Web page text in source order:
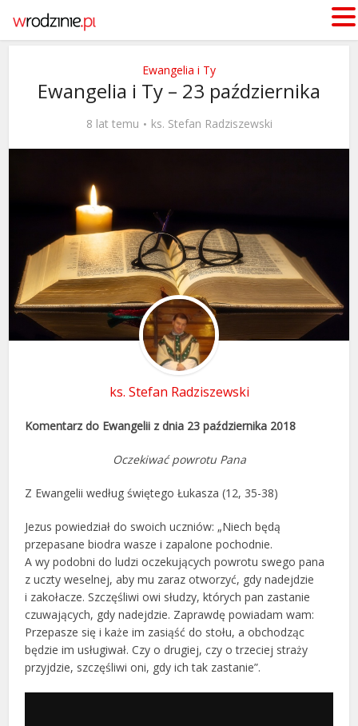
Ewangelia i Ty
Ewangelia i Ty – 23 października
8 lat temu ks. Stefan Radziszewski
ks. Stefan Radziszewski
Komentarz do Ewangelii z dnia 23 października 2018
Oczekiwać powrotu Pana
Z Ewangelii według świętego Łukasza (12, 35-38)
Jezus powiedział do swoich uczniów: „Niech będą
przepasane biodra wasze i zapalone pochodnie.
A wy podobni do ludzi oczekujących powrotu swego pana
z uczty weselnej, aby mu zaraz otworzyć, gdy nadejdzie
i zakołacze. Szczęśliwi owi słudzy, których pan zastanie
czuwających, gdy nadejdzie. Zaprawdę powiadam wam:
Przepasze się i każe im zasiąść do stołu, a obchodząc
będzie im usługiwał. Czy o drugiej, czy o trzeciej straży
przyjdzie, szczęśliwi oni, gdy ich tak zastanie”.